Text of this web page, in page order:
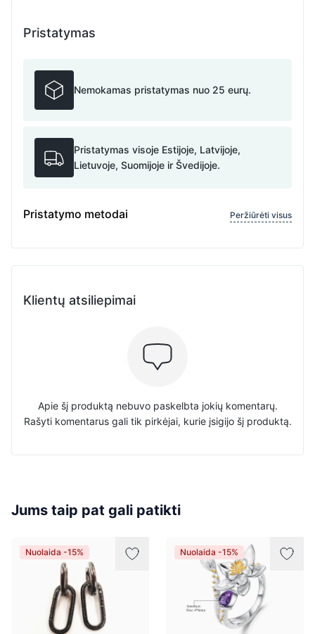
Pristatymas
Nemokamas pristatymas nuo 25 eurų.
Pristatymas visoje Estijoje, Latvijoje,
Lietuvoje, Suomijoje ir Švedijoje.
Pristatymo metodai Peržiūrėti visus
Klientų atsiliepimai
Apie šį produktą nebuvo paskelbta jokių komentarų.
Rašyti komentarus gali tik pirkėjai, kurie įsigijo šį produktą.
Jums taip pat gali patikti
Nuolaida -15% Nuolaida -15%